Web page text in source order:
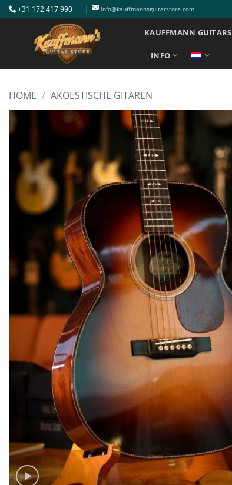
Ga
naar
+31 172 417 990 info@kauffmannsguitarstore.com
KAUFFMANN GUITARS
INFO
HOME / AKOESTISCHE GITAREN